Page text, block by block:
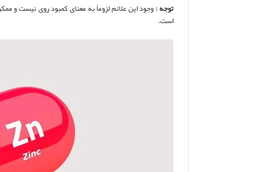
توجه :وجود این علائم لزوماً به معنای کمبود روی نیست
است.